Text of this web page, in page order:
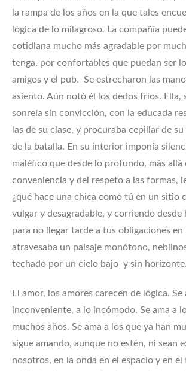
la rampa de los años en la que tales
lógica de lo milagroso. La compañía
cotidiana mucho más agradable por
tenga, por confortables que puedan ser
amigos y el pub. Se estrecharon las
asiento. Aún notó él los dedos fríos. Ella,
sonreía sin convicción, con la educada
las de su clase, y procuraba cepillar de
de la batalla. En su interior imponía
maléfico que desde lo profundo, más allá
conveniencia y del respeto a las formas,
¿qué hace una chica como tú en un sitio
vulgar y desagradable, y corriendo desde
para no llegar tarde a tus obligaciones en
atravesaba un paisaje monótono,
techado por un cielo bajo y sin horizonte.
El amor, los amores carecen de lógica. Se
inconveniente, a lo incómodo. Se ama a
muchos años. Se ama a los que ya han
sigue amando, aunque no estén, ni sean
nosotros, en la onda en el espacio y en